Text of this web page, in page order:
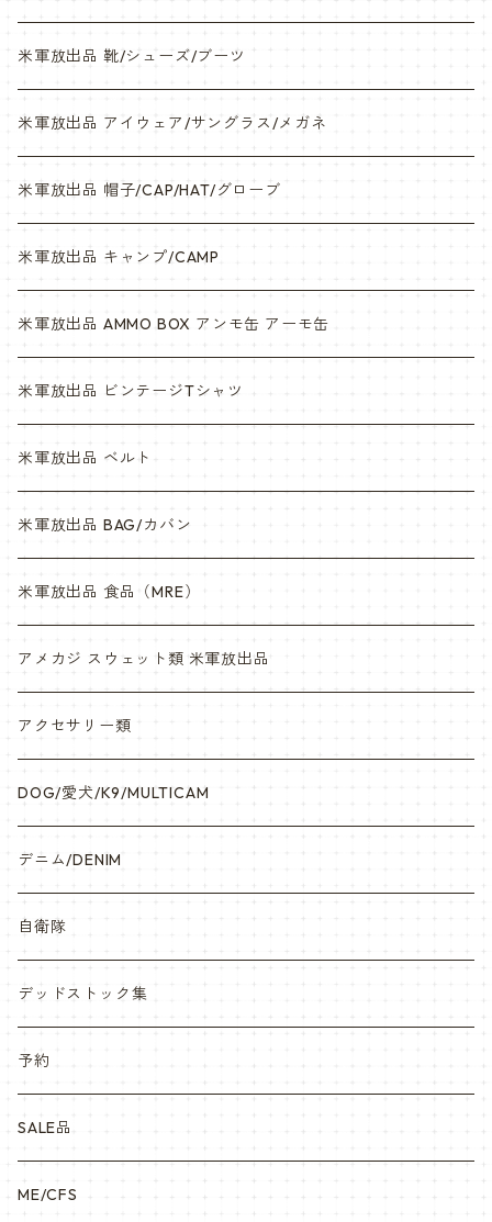
米軍放出品 靴/シューズ/ブーツ
米軍放出品 アイウェア/サングラス/メガネ
米軍放出品 帽子/CAP/HAT/グローブ
米軍放出品 キャンプ/CAMP
米軍放出品 AMMO BOX アンモ缶 アーモ缶
米軍放出品 ビンテージTシャツ
米軍放出品 ベルト
米軍放出品 BAG/カバン
米軍放出品 食品（MRE）
アメカジ スウェット類 米軍放出品
アクセサリー類
DOG/愛犬/K9/MULTICAM
デニム/DENIM
自衛隊
デッドストック集
予約
SALE品
ME/CFS